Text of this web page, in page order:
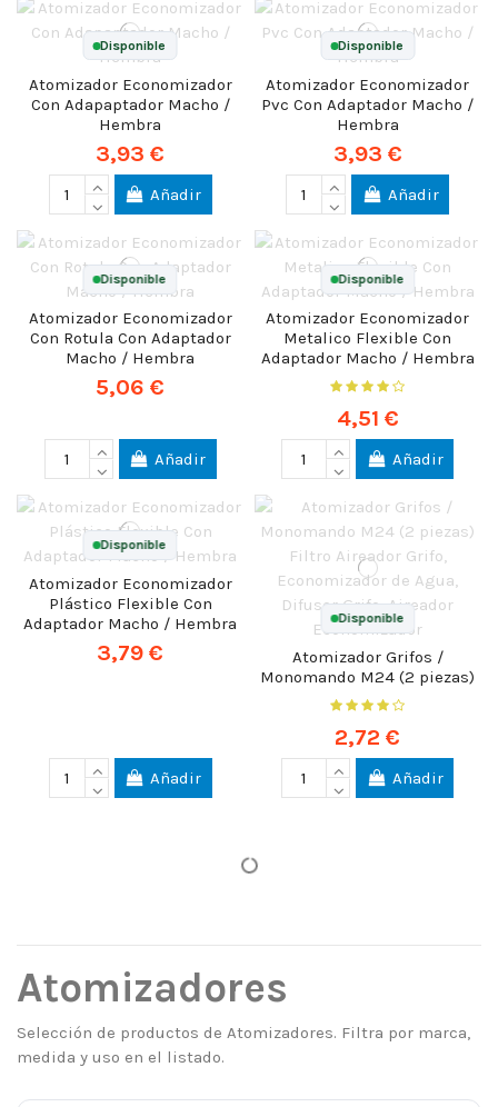
Disponible
Atomizador Economizador
Con Adapaptador Macho /
Hembra
3,93 €
Añadir
Disponible
Atomizador Economizador
Pvc Con Adaptador Macho /
Hembra
3,93 €
Añadir
Disponible
Atomizador Economizador
Con Rotula Con Adaptador
Macho / Hembra
5,06 €
Añadir
Disponible
Atomizador Economizador
Metalico Flexible Con
Adaptador Macho / Hembra
4,51 €
Añadir
Disponible
Atomizador Economizador
Plástico Flexible Con
Adaptador Macho / Hembra
3,79 €
Añadir
Disponible
Atomizador Grifos /
Monomando M24 (2 piezas)
2,72 €
Añadir
Atomizadores
Selección de productos de Atomizadores. Filtra por marca,
medida y uso en el listado.